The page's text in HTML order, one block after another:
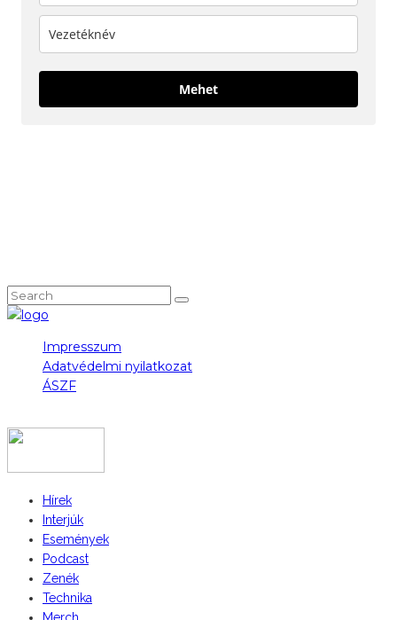
Mehet
Impresszum
Adatvédelmi nyilatkozat
ÁSZF
Hírek
Interjúk
Események
Podcast
Zenék
Technika